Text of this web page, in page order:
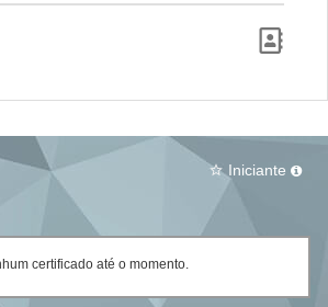
star_border Iniciante
certificado até o momento.